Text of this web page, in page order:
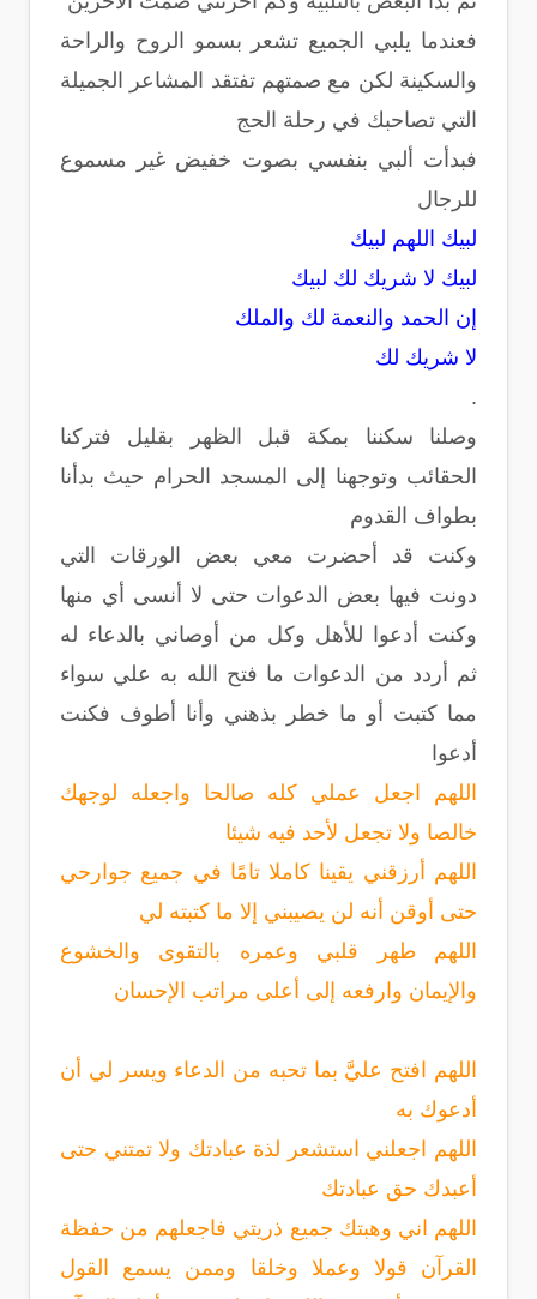
فعندما يلبي الجميع تشعر بسمو الروح والراحة
والسكينة لكن مع صمتهم تفتقد المشاعر الجميلة
التي تصاحبك في رحلة الحج
فبدأت ألبي بنفسي بصوت خفيض غير مسموع
للرجال
لبيك اللهم لبيك
لبيك لا شريك لك لبيك
إن الحمد والنعمة لك والملك
لا شريك لك
.
وصلنا سكننا بمكة قبل الظهر بقليل فتركنا
الحقائب وتوجهنا إلى المسجد الحرام حيث بدأنا
بطواف القدوم
وكنت قد أحضرت معي بعض الورقات التي
دونت فيها بعض الدعوات حتى لا أنسى أي منها
وكنت أدعوا للأهل وكل من أوصاني بالدعاء له
ثم أردد من الدعوات ما فتح الله به علي سواء
مما كتبت أو ما خطر بذهني وأنا أطوف فكنت
أدعوا
اللهم اجعل عملي كله صالحا واجعله لوجهك
خالصا ولا تجعل لأحد فيه شيئا
اللهم أرزقني يقينا كاملا تامًا في جميع جوارحي
حتى أوقن أنه لن يصيبني إلا ما كتبته لي
اللهم طهر قلبي وعمره بالتقوى والخشوع
والإيمان وارفعه إلى أعلى مراتب الإحسان
اللهم افتح عليَّ بما تحبه من الدعاء ويسر لي أن
أدعوك به
اللهم اجعلني استشعر لذة عبادتك ولا تمتني حتى
أعبدك حق عبادتك
اللهم اني وهبتك جميع ذريتي فاجعلهم من حفظة
القرآن قولا وعملا وخلقا وممن يسمع القول